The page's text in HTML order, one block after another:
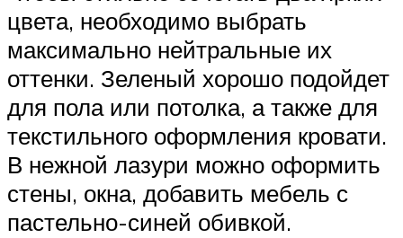
цвета, необходимо выбрать
максимально нейтральные их
оттенки. Зеленый хорошо подойдет
для пола или потолка, а также для
текстильного оформления кровати.
В нежной лазури можно оформить
стены, окна, добавить мебель с
пастельно-синей обивкой.